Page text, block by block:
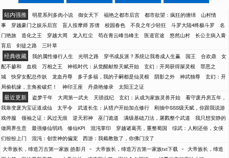
站内强推 明星系列多肉小说 御女天下 福艳之都市后宫 都市欲望：疯狂的缠绵
山村情
事
穿越豪门之娱乐后宫 盲人按摩师 苏倩 校园春色 不良之年少轻狂 斗罗大陆4终极斗罗
名
门艳旅
造化之王 穿越大周 龙入红尘 苟在青云峰当峰主 医道官途 悠然山村
长公主病入膏
肓后
剑徒之路 三叶草
经典收藏 我的属性修行人生 光明之路 穿书成反派？系统让我卷成人生赢 国王 合欢鼎
女
配不掺和
血税 万相之王 神袛时代：从觉醒献祭天赋开始 玄幻：开局获得屎灵根
罪恶之
城
快穿女配总作妖 龙血丹尊 多子多福，我的子嗣都是仙灵根 阴影之外 神武独尊
玄幻：开
局偷机缘，主角捡破烂！
神印王座 丹鼎艳修录 太阳王之证
最近更新 盗梦千年 大周第一武夫 天骄战纪 玄幻：从成为家族灵兽开始
看守废丹房五年，
我靠变废为宝证道成仙
太平令 武道长生：从猎户开始加点修行
刚抽中SSS级天赋，你跟我说游
戏停服
领袖之证：风过无痕 逆天邪神 巫门诡道 满级基础刀法，屠戮整个武道
我只想安静的
做两界生意
最强修仙弱鸡 修仙KPI 混沌掌印 穿越诸葛亮，重整蜀国
综武：人刚还俗，女侠
们纷纷上门
混沌：创世神的偏宠
西游：我截教散了，你佛门没了
大帝族长，缔造万古第一家族 皓影月
- 大帝族长，缔造万古第一家族txt下载 - 大帝族长，缔造